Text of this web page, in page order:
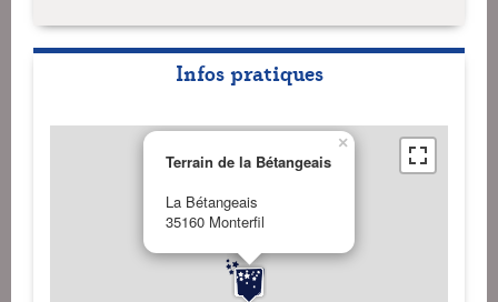
Infos pratiques
Terrain de la Bétangeais
La Bétangeais
35160 Monterfil
×